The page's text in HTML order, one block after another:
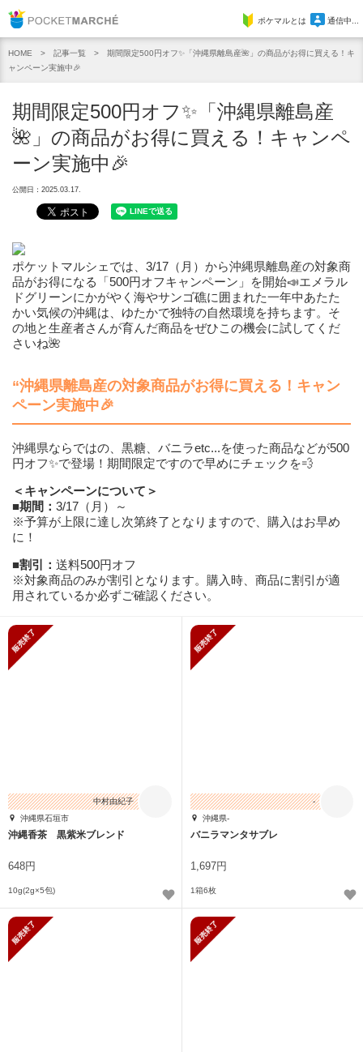
Pocket Marcheポケマルとは 通信中...
HOME 記事一覧
期間限定500円オフ✨「沖縄県離島産🌺」の商品がお得に買える！キ
ャンペーン実施中🎉
期間限定500円オフ✨「沖縄県離島産
🌺」の商品がお得に買える！キャンペ
ーン実施中🎉
公開日：2025.03.17.
ポケットマルシェでは、3/17（月）から沖縄県離島産の対象商
品がお得になる「500円オフキャンペーン」を開始📣エメラル
ドグリーンにかがやく海やサンゴ礁に囲まれた一年中あたた
かい気候の沖縄は、ゆたかで独特の自然環境を持ちます。そ
の地と生産者さんが育んだ商品をぜひこの機会に試してくだ
さいね🌺
“沖縄県離島産の対象商品がお得に買える！ キャン
ペーン実施中🎉
沖縄県ならではの、黒糖、バニラetc...を使った商品などが500
円オフ✨で登場！期間限定ですので早めにチェックを💨
＜キャンペーンについて＞
■期間： 3/17（月）～
※予算が上限に達し次第終了となりますので、購入はお早め
に！
■割引： 送料500円オフ
※対象商品のみが割引となります。購入時、商品に割引が適
用されているか必ずご確認ください。
中村由紀子
沖縄県石垣市
沖縄香茶 黒紫米ブレンド
648円
10g(2g×5包)
-
沖縄県-
バニラマンタサブレ
1,697円
1箱6枚